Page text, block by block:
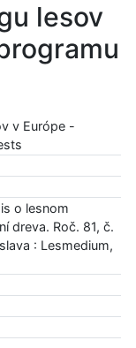
lesov
v Európe -
o lesnom
dreva. Roč. 81, č.
: Lesmedium,